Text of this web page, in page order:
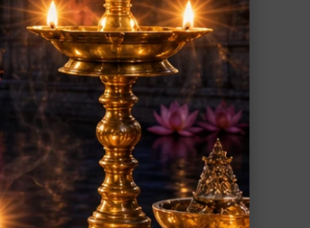
ネーティー・セット（ネーティー・ポッ
ト、ゴム紐、コットン紐）
鼻を洗浄するヨーガの浄化法ネーティーに
用いられる洗浄ポットと紐のセット
940円(税込)